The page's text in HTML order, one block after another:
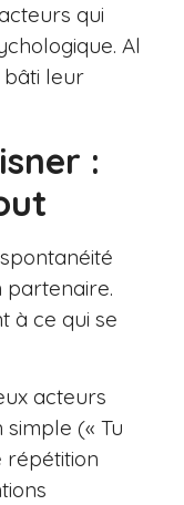
qui
Al
bâti leur
:
partenaire.
à ce qui se
acteurs
(« Tu
répétition